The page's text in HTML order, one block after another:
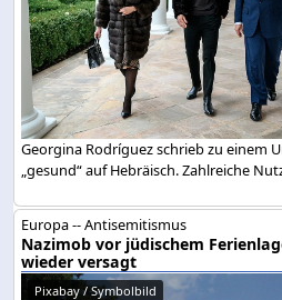
Georgina Rodríguez schrieb zu einem
„gesund“ auf Hebräisch. Zahlreiche
Europa -- Antisemitismus
Nazimob vor jüdischem
wieder versagt
Pixabay / Symbolbild